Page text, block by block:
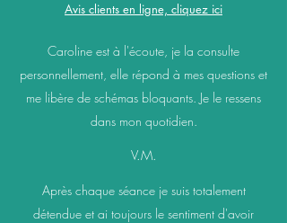
Avis clients en ligne, cliquez ici
Caroline est à l'écoute, je la consulte
personnellement, elle répond à mes questions et
me libère de schémas bloquants. Je le ressens
dans mon quotidien.
V.M.
Après chaque séance je suis totalement
détendue et ai toujours le sentiment d'avoir